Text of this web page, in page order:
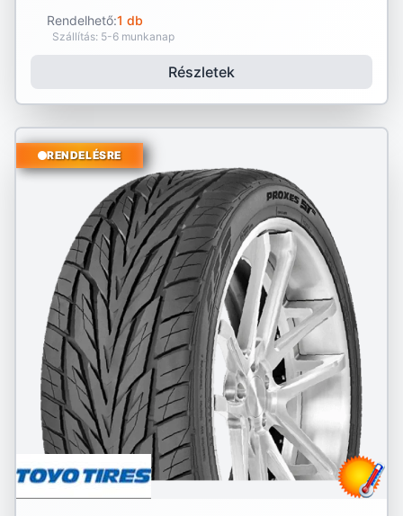
Rendelhető:1 db
Szállítás: 5-6 munkanap
Részletek
RENDELÉSRE